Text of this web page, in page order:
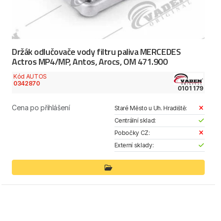
Držák odlučovače vody filtru paliva MERCEDES
Actros MP4/MP, Antos, Arocs, OM 471.900
Kód AUTOS
0342870
0101 179
Cena po přihlášení
Staré Město u Uh. Hradiště:
Centrální sklad:
Pobočky CZ:
Externí sklady: